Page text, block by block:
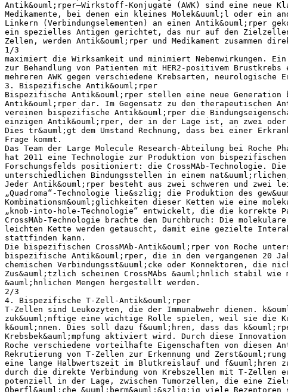
Antik&ouml;rper–Wirkstoff-Konjugate (AWK) sind eine neue
Medikamente, bei denen ein kleines Molek&uuml;l oder ein
Linkern (Verbindungselementen) an einen Antik&ouml;rper
ein spezielles Antigen gerichtet, das nur auf den
Zellen, werden Antik&ouml;rper und Medikament zusammen
1/3
maximiert die Wirksamkeit und minimiert Nebenwirkungen.
zur Behandlung von Patienten mit HER2-positivem
mehreren AWK gegen verschiedene Krebsarten,
3. Bispezifische Antik&ouml;rper
Bispezifische Antik&ouml;rper stellen eine neue
Antik&ouml;rper dar. Im Gegensatz zu den therapeutischen
vereinen bispezifische Antik&ouml;rper die
einzigen Antik&ouml;rper, der in der Lage ist, an zwei
Dies tr&auml;gt dem Umstand Rechnung, dass bei einer
Frage kommt.
Das Team der Large Molecule Research-Abteilung bei Roche
hat 2011 eine Technologie zur Produktion von
Forschungsfelds positioniert: die CrossMAb-Technologie.
unterschiedlichen Bindungsstellen in einem
Jeder Antik&ouml;rper besteht aus zwei schweren und zwei
„Quadroma“-Technologie lie&szlig; die Produktion des
Kombinationsm&ouml;glichkeiten dieser Ketten wie eine
„knob-into-hole-Technologie“ entwickelt, die die korrekte
CrossMAb-Technologie brachte den Durchbruch: Die
leichten Kette werden getauscht, damit eine gezielte
stattfinden kann.
Die bispezifischen CrossMAb-Antik&ouml;rper von Roche
bispezifische Antik&ouml;rper, die in den vergangenen 20
chemischen Verbindungsst&uuml;cke oder Konnektoren, die
Zus&auml;tzlich scheinen CrossMAbs &auml;hnlich stabil
&auml;hnlichen Mengen hergestellt werden.
2/3
4. Bispezifische T-Zell-Antik&ouml;rper
T-Zellen sind Leukozyten, die der Immunabwehr dienen.
zuk&uuml;nftige eine wichtige Rolle spielen, weil sie die
k&ouml;nnen. Dies soll dazu f&uuml;hren, dass das
Krebsbek&auml;mpfung aktiviert wird. Durch diese
Roche verschiedene vorteilhafte Eigenschaften von diesen
Rekrutierung von T-Zellen zur Erkennung und
eine lange Halbwertszeit im Blutkreislauf und f&uuml;hren
durch die direkte Verbindung von Krebszellen mit T-Zellen
potenziell in der Lage, zwischen Tumorzellen, die eine
Oberfl&auml;che &uuml;berm&auml;&szlig;ig viele